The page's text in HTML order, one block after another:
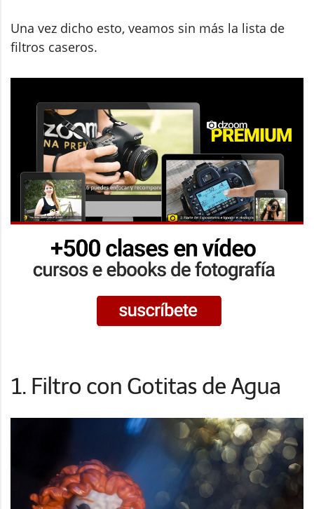
Una vez dicho esto, veamos sin más la lista de
filtros caseros.
1. Filtro con Gotitas de Agua